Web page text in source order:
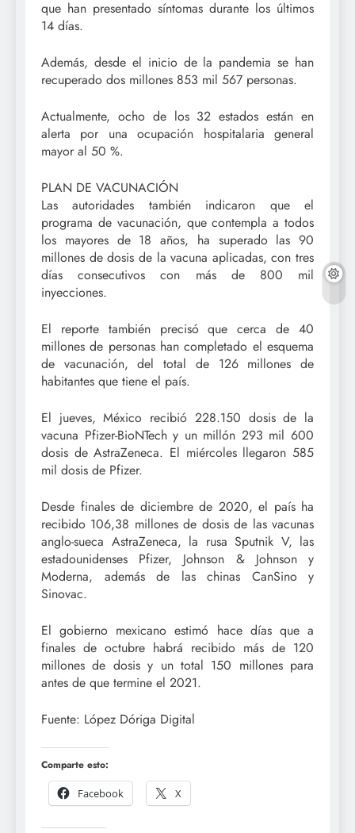
que han presentado síntomas durante los últimos
14 días.
Además, desde el inicio de la pandemia se han
recuperado dos millones 853 mil 567 personas.
Actualmente, ocho de los 32 estados están en
alerta por una ocupación hospitalaria general
mayor al 50 %.
PLAN DE VACUNACIÓN
Las autoridades también indicaron que el
programa de vacunación, que contempla a todos
los mayores de 18 años, ha superado las 90
millones de dosis de la vacuna aplicadas, con tres
días consecutivos con más de 800 mil
inyecciones.
El reporte también precisó que cerca de 40
millones de personas han completado el esquema
de vacunación, del total de 126 millones de
habitantes que tiene el país.
El jueves, México recibió 228.150 dosis de la
vacuna Pfizer-BioNTech y un millón 293 mil 600
dosis de AstraZeneca. El miércoles llegaron 585
mil dosis de Pfizer.
Desde finales de diciembre de 2020, el país ha
recibido 106,38 millones de dosis de las vacunas
anglo-sueca AstraZeneca, la rusa Sputnik V, las
estadounidenses Pfizer, Johnson & Johnson y
Moderna, además de las chinas CanSino y
Sinovac.
El gobierno mexicano estimó hace días que a
finales de octubre habrá recibido más de 120
millones de dosis y un total 150 millones para
antes de que termine el 2021.
Fuente: López Dóriga Digital
Comparte esto:
Facebook
X